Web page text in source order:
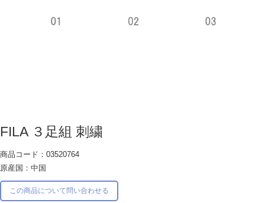
FILA ３足組 刺繍
商品コード：03520764
原産国：中国
この商品について問い合わせる